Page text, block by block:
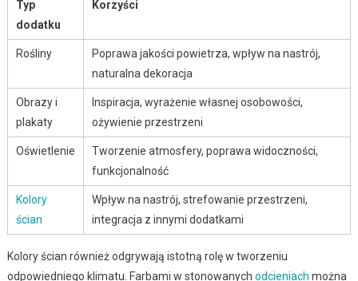
Typ
dodatku
Korzyści
Rośliny
Poprawa jakości powietrza, wpływ na nastrój,
naturalna dekoracja
Obrazy i
plakaty
Inspiracja, wyrażenie własnej osobowości,
ożywienie przestrzeni
Oświetlenie
Tworzenie atmosfery, poprawa widoczności,
funkcjonalność
Kolory
ścian
Wpływ na nastrój, strefowanie przestrzeni,
integracja z innymi dodatkami
Kolory ścian również odgrywają istotną rolę w tworzeniu
odpowiedniego klimatu. Farbami w stonowanych odcieniach można